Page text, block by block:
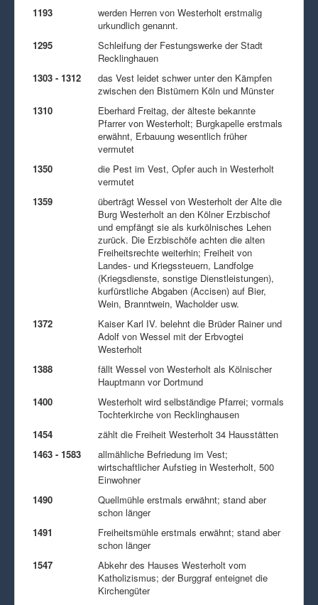
1193
werden Herren von Westerholt erstmalig
urkundlich genannt.
1295
Schleifung der Festungswerke der Stadt
Recklinghauen
1303 - 1312
das Vest leidet schwer unter den Kämpfen
zwischen den Bistümern Köln und Münster
1310
Eberhard Freitag, der älteste bekannte
Pfarrer von Westerholt; Burgkapelle erstmals
erwähnt, Erbauung wesentlich früher
vermutet
1350
die Pest im Vest, Opfer auch in Westerholt
vermutet
1359
überträgt Wessel von Westerholt der Alte die
Burg Westerholt an den Kölner Erzbischof
und empfängt sie als kurkölnisches Lehen
zurück. Die Erzbischöfe achten die alten
Freiheitsrechte weiterhin; Freiheit von
Landes- und Kriegssteuern, Landfolge
(Kriegsdienste, sonstige Dienstleistungen),
kurfürstliche Abgaben (Accisen) auf Bier,
Wein, Branntwein, Wacholder usw.
1372
Kaiser Karl IV. belehnt die Brüder Rainer und
Adolf von Wessel mit der Erbvogtei
Westerholt
1388
fällt Wessel von Westerholt als Kölnischer
Hauptmann vor Dortmund
1400
Westerholt wird selbständige Pfarrei; vormals
Tochterkirche von Recklinghausen
1454
zählt die Freiheit Westerholt 34 Hausstätten
1463 - 1583
allmähliche Befriedung im Vest;
wirtschaftlicher Aufstieg in Westerholt, 500
Einwohner
1490
Quellmühle erstmals erwähnt; stand aber
schon länger
1491
Freiheitsmühle erstmals erwähnt; stand aber
schon länger
1547
Abkehr des Hauses Westerholt vom
Katholizismus; der Burggraf enteignet die
Kirchengüter